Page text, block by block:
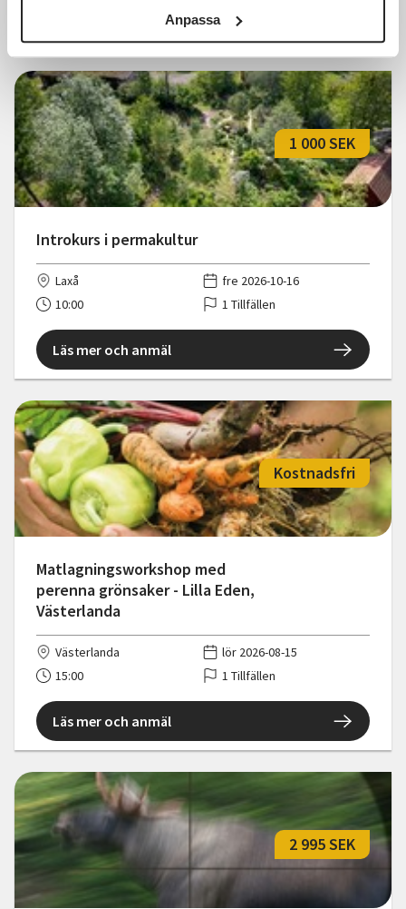
Anpassa
Läs mer och anmäl
Introkurs i permakultur
1 000 SEK
Laxå
fre 2026-10-16
10:00
1 Tillfällen
Läs mer och anmäl
Matlagningsworkshop med
perenna grönsaker - Lilla Eden,
Västerlanda
Kostnadsfri
Västerlanda
lör 2026-08-15
15:00
1 Tillfällen
Läs mer och anmäl
2 995 SEK